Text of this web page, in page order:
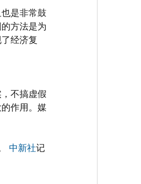
是非常鼓
方法是为
经济复
不搞虚假
作用。媒
中新社记